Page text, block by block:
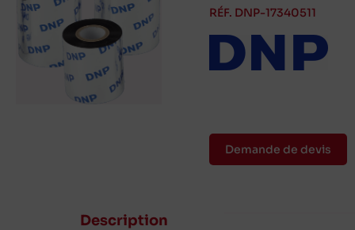
RÉF. DNP-17340511
Demande de devis
Description